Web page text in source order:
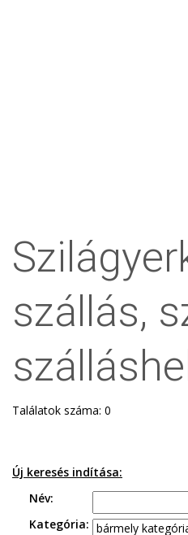
szállás,
Találatok száma: 0
Új keresés indítása:
Név:
Kategória: